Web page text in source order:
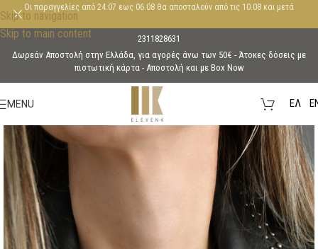
Skip to navigation
Skip to main content
Οι παραγγελίες από 24.07 εως 06.08 θα αποσταλούν από τις 10.08 και μετά
2311828631
Δωρεάν Αποστολή στην Ελλάδα, για αγορές άνω των 50€ - Άτοκες δόσεις με
πιστωτική κάρτα - Aποστολή και με Box Now
MENU EΛ